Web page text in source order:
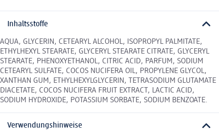
Inhaltsstoffe
AQUA, GLYCERIN, CETEARYL ALCOHOL, ISOPROPYL PALMITATE,
ETHYLHEXYL STEARATE, GLYCERYL STEARATE CITRATE, GLYCERYL
STEARATE, PHENOXYETHANOL, CITRIC ACID, PARFUM, SODIUM
CETEARYL SULFATE, COCOS NUCIFERA OIL, PROPYLENE GLYCOL,
XANTHAN GUM, ETHYLHEXYLGLYCERIN, TETRASODIUM GLUTAMATE
DIACETATE, COCOS NUCIFERA FRUIT EXTRACT, LACTIC ACID,
SODIUM HYDROXIDE, POTASSIUM SORBATE, SODIUM BENZOATE.
Verwendungshinweise